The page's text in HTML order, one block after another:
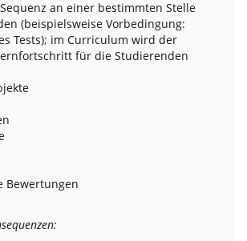
an einer bestimmten Stelle
(beispielsweise Vorbedingung:
Tests); im Curriculum wird der
für die Studierenden
Bewertungen